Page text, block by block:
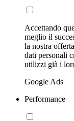
Accettando
meglio il
la nostra
dati personali
utilizzi già i
Google Ads
Performance